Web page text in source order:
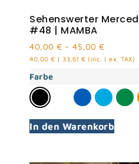
Sehenswerter
#48 | MAMBA
40,00 € – 45,00 €
40,00 € | 33,61 € (inc. | ex. TAX)
Farbe
In den Warenkorb